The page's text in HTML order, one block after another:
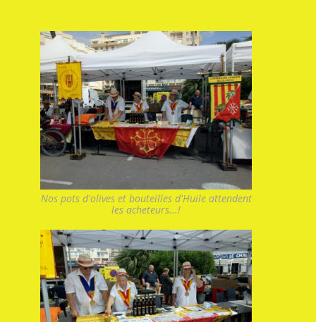
Nos pots d'olives et bouteilles d'Huile attendent
les acheteurs...!